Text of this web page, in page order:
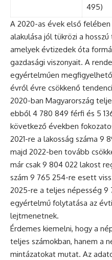
495)
A 2020-as évek első
alakulása jól tükrözi a
amelyek évtizedek óta
gazdasági viszonyait. A
egyértelműen
évről évre csökkenő
2020-ban Magyarország
ebből 4 780 849 férfi és 5
következő években
2021-re a lakosság száma 9
majd 2022-ben tovább
már csak 9 804 022 lakost
szám 9 765 254-re esett
2025-re a teljes népesség 9
egyértelmű folytatása az
lejtmenetnek.
Érdemes kiemelni, hogy a
teljes számokban, hanem a
mintázatokat mutat. Az